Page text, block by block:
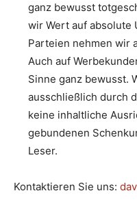
ganz bewusst
wir Wert auf absolute
Parteien nehmen wir
Auch auf
Sinne ganz bewusst.
ausschließlich durch
keine inhaltliche
gebundenen
Leser.
Kontaktieren Sie uns: